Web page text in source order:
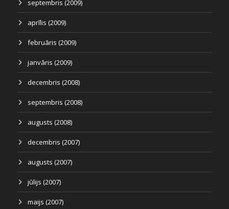
septembris (2009)
aprīlis (2009)
februāris (2009)
janvāris (2009)
decembris (2008)
septembris (2008)
augusts (2008)
decembris (2007)
augusts (2007)
jūlijs (2007)
maijs (2007)